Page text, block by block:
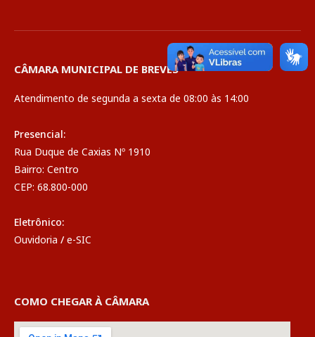
CÂMARA MUNICIPAL DE BREVES
Atendimento de segunda a sexta de 08:00 às 14:00
Presencial:
Rua Duque de Caxias Nº 1910
Bairro: Centro
CEP: 68.800-000
Eletrônico:
Ouvidoria / e-SIC
COMO CHEGAR À CÂMARA